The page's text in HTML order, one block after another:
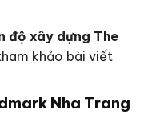
độ xây dựng The
khảo bài viết
Nha Trang